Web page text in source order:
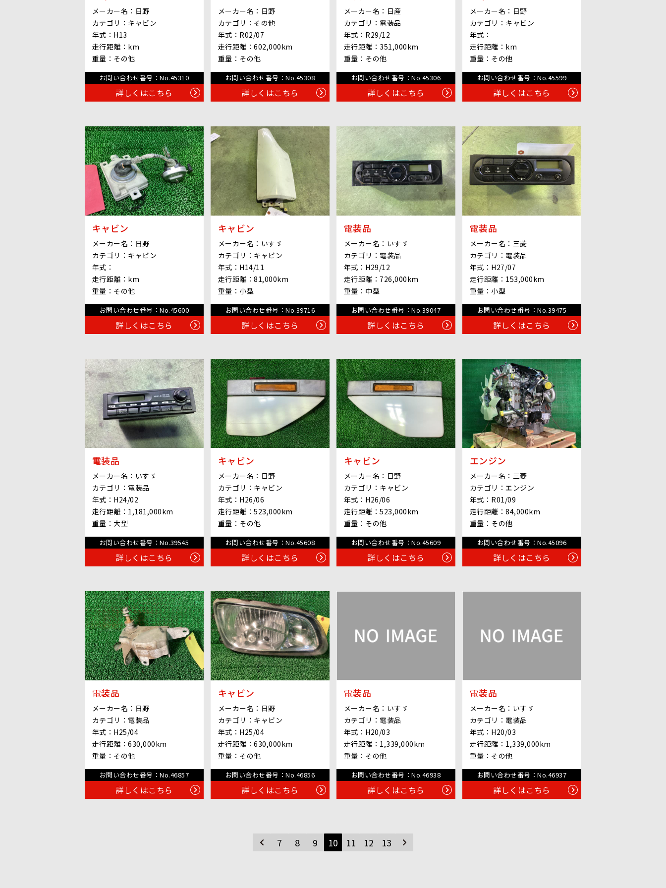
メーカー名： 日野
カテゴリ： キャビン
年式： H13
走行距離： km
重量： その他
お問い合わせ番号：No.45310
詳しくはこちら
メーカー名： 日野
カテゴリ： その他
年式： R02/07
走行距離：602,000km
重量： その他
お問い合わせ番号：No.45308
詳しくはこちら
メーカー名： 日産
カテゴリ： 電装品
年式： R29/12
走行距離：351,000km
重量： その他
お問い合わせ番号：No.45306
詳しくはこちら
メーカー名： 日野
カテゴリ： キャビン
年式：
走行距離： km
重量： その他
お問い合わせ番号：No.45599
詳しくはこちら
キャビン
メーカー名： 日野
カテゴリ： キャビン
年式：
走行距離： km
重量： その他
お問い合わせ番号：No.45600
詳しくはこちら
キャビン
メーカー名： いすゞ
カテゴリ： キャビン
年式： H14/11
走行距離：81,000km
重量： 小型
お問い合わせ番号：No.39716
詳しくはこちら
電装品
メーカー名： いすゞ
カテゴリ： 電装品
年式： H29/12
走行距離： 726,000km
重量： 中型
お問い合わせ番号：No.39047
詳しくはこちら
電装品
メーカー名： 三菱
カテゴリ： 電装品
年式： H27/07
走行距離： 153,000km
重量： 小型
お問い合わせ番号：No.39475
詳しくはこちら
電装品
メーカー名： いすゞ
カテゴリ： 電装品
年式： H24/02
走行距離： 1,181,000km
重量：大型
お問い合わせ番号：No.39545
詳しくはこちら
キャビン
メーカー名： 日野
カテゴリ： キャビン
年式： H26/06
走行距離：523,000km
重量： その他
お問い合わせ番号：No.45608
詳しくはこちら
キャビン
メーカー名： 日野
カテゴリ： キャビン
年式： H26/06
走行距離：523,000km
重量： その他
お問い合わせ番号：No.45609
詳しくはこちら
エンジン
メーカー名： 三菱
カテゴリ：エンジン
年式： R01/09
走行距離：84,000km
重量： その他
お問い合わせ番号：No.45096
詳しくはこちら
電装品
メーカー名： 日野
カテゴリ： 電装品
年式： H25/04
走行距離：630,000km
重量： その他
お問い合わせ番号：No.46857
詳しくはこちら
キャビン
メーカー名： 日野
カテゴリ： キャビン
年式： H25/04
走行距離：630,000km
重量： その他
お問い合わせ番号：No.46856
詳しくはこちら
電装品
メーカー名： いすゞ
カテゴリ： 電装品
年式： H20/03
走行距離： 1,339,000km
重量： その他
お問い合わせ番号：No.46938
詳しくはこちら
電装品
メーカー名： いすゞ
カテゴリ： 電装品
年式： H20/03
走行距離： 1,339,000km
重量： その他
お問い合わせ番号：No.46937
詳しくはこちら
7 8 9 10 11 12 13